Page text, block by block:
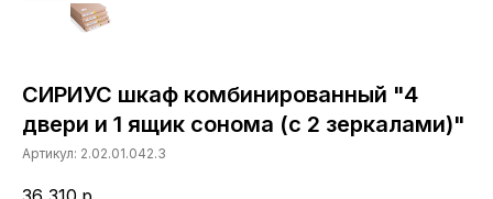
СИРИУС шкаф комбинированный "4
двери и 1 ящик сонома (с 2 зеркалами)"
Артикул: 2.02.01.042.3